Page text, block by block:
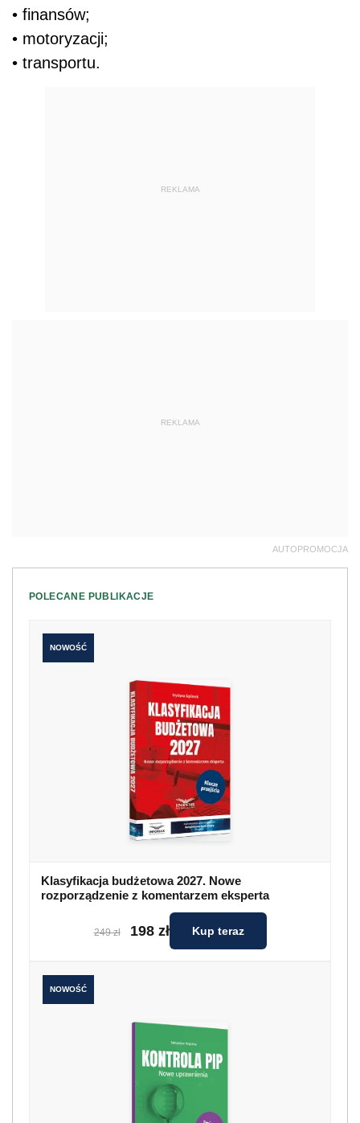
• finansów;
• motoryzacji;
• transportu.
REKLAMA
REKLAMA
AUTOPROMOCJA
POLECANE PUBLIKACJE
NOWOŚĆ
Klasyfikacja budżetowa 2027. Nowe
rozporządzenie z komentarzem eksperta
249 zł 198 zł Kup teraz
NOWOŚĆ